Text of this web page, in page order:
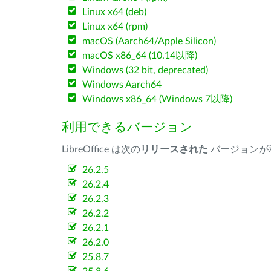
Linux x64 (deb)
Linux x64 (rpm)
macOS (Aarch64/Apple Silicon)
macOS x86_64 (10.14以降)
Windows (32 bit, deprecated)
Windows Aarch64
Windows x86_64 (Windows 7以降)
利用できるバージョン
LibreOffice は次のリリースされた バージョンが
26.2.5
26.2.4
26.2.3
26.2.2
26.2.1
26.2.0
25.8.7